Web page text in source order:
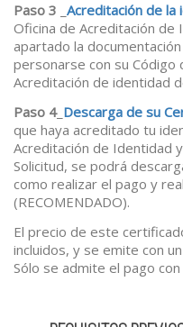
Paso 3 Acreditación de la
Oficina de Acreditación
apartado la
personarse con su Código
Acreditación de identidad
Paso 4_ Descarga de su
que haya acreditado tu
Acreditación de Identidad
Solicitud, se podrá
como realizar el pago y
(RECOMENDADO).
El precio de este
incluidos, y se emite con
Sólo se admite el pago